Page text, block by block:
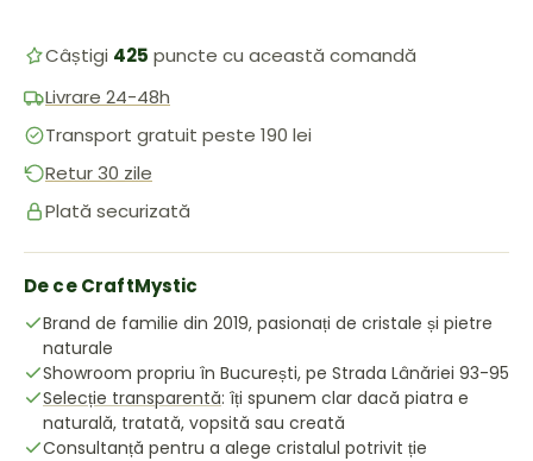
Câștigi 425 puncte cu această comandă
Livrare 24-48h
Transport gratuit peste 190 lei
Retur 30 zile
Plată securizată
De ce CraftMystic
Brand de familie din 2019, pasionați de cristale și pietre
naturale
Showroom propriu în București, pe Strada Lânăriei 93-95
Selecție transparentă: îți spunem clar dacă piatra e
naturală, tratată, vopsită sau creată
Consultanță pentru a alege cristalul potrivit ție